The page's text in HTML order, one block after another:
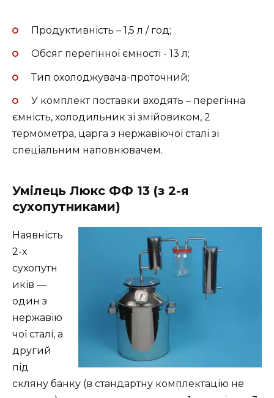
Продуктивність – 1,5 л / год;
Обсяг перегінної ємності - 13 л;
Тип охолоджувача-проточний;
У комплект поставки входять – перегінна
ємність, холодильник зі змійовиком, 2
термометра, царга з нержавіючої сталі зі
спеціальним наповнювачем.
Умілець Люкс ФФ 13 (з 2-я
сухопутниками)
Наявність
2-х
сухопутн
иків —
один з
нержавію
чої сталі, а
другий
під
скляну банку (в стандартну комплектацію не